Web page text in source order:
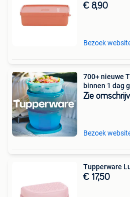
€ 8,90
Bezoek
700+ nieuwe
binnen 1 dag
Zie
Bezoek
Tupperware
€ 17,50